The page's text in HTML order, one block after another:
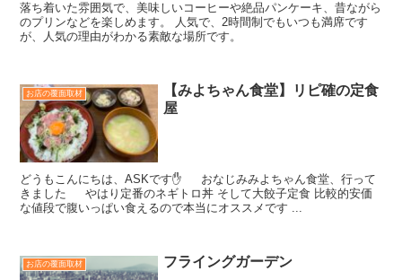
落ち着いた雰囲気で、美味しいコーヒーや絶品パンケーキ、昔ながら
のプリンなどを楽しめます。 人気で、2時間制でもいつも満席です
が、人気の理由がわかる素敵な場所です。
お店の覆面取材
【みよちゃん食堂】リピ確の定食
屋
どうもこんにちは、ASKです✋️ おなじみみよちゃん食堂、行って
きました やはり定番のネギトロ丼 そして大餃子定食 比較的安価
な値段で腹いっぱい食えるので本当にオススメです ...
お店の覆面取材 フライングガーデン